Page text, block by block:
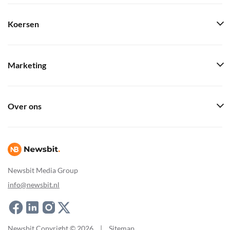
Newsbit Media Group
info@newsbit.nl
Koersen
Marketing
Over ons
Newsbit Copyright © 2026 | Sitemap